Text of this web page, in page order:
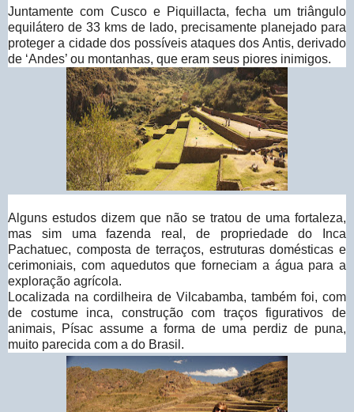
Juntamente com Cusco e Piquillacta, fecha um triângulo
equilátero de 33 kms de lado, precisamente planejado para
proteger a cidade dos possíveis ataques dos Antis, derivado
de ‘Andes’ ou montanhas, que eram seus piores inimigos.
Alguns estudos dizem que não se tratou de uma fortaleza,
mas sim uma fazenda real, de propriedade do Inca
Pachatuec, composta de terraços, estruturas domésticas e
cerimoniais, com aquedutos que forneciam a água para a
exploração agrícola.
Localizada na cordilheira de Vilcabamba, também foi, com
de costume inca, construção com traços figurativos de
animais, Písac assume a forma de uma perdiz de puna,
muito parecida com a do Brasil.